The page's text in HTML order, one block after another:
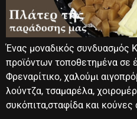
Ένας μοναδικός συνδυασμός
προϊόντων τοποθετημένα σε
Φρεναρίτικο, χαλούμι
λούντζα, τσαμαρέλα,
συκόπιτα,σταφίδα και κούνες